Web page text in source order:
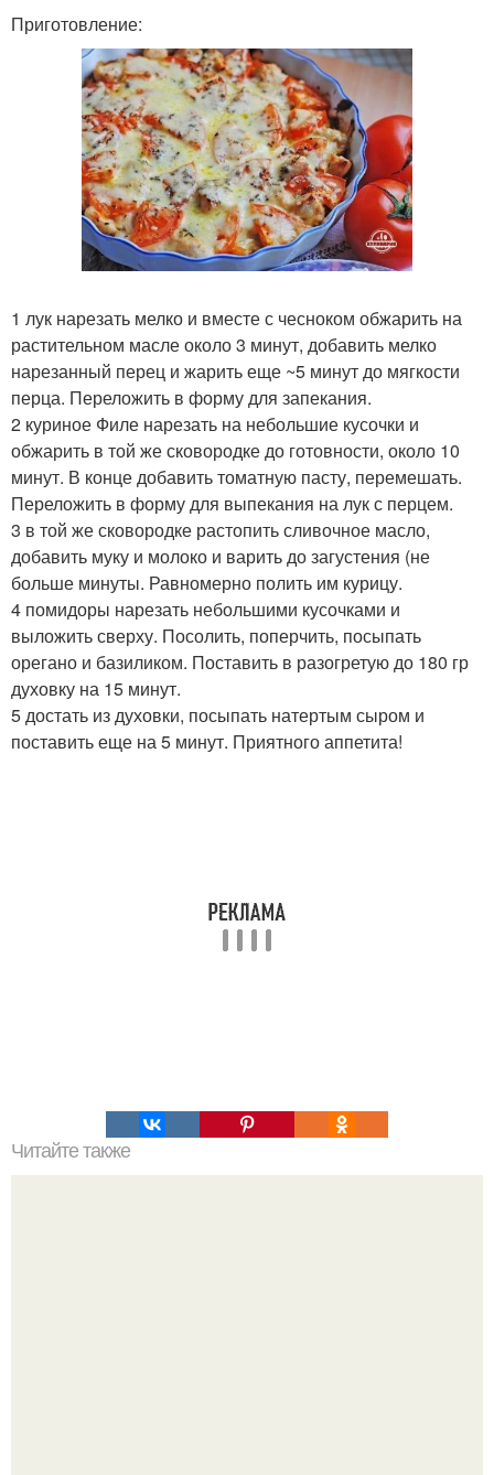
Приготовление:
1 лук нарезать мелко и вместе с чесноком обжарить на
растительном масле около 3 минут, добавить мелко
нарезанный перец и жарить еще ~5 минут до мягкости
перца. Переложить в форму для запекания.
2 куриное Филе нарезать на небольшие кусочки и
обжарить в той же сковородке до готовности, около 10
минут. В конце добавить томатную пасту, перемешать.
Переложить в форму для выпекания на лук с перцем.
3 в той же сковородке растопить сливочное масло,
добавить муку и молоко и варить до загустения (не
больше минуты. Равномерно полить им курицу.
4 помидоры нарезать небольшими кусочками и
выложить сверху. Посолить, поперчить, посыпать
орегано и базиликом. Поставить в разогретую до 180 гр
духовку на 15 минут.
5 достать из духовки, посыпать натертым сыром и
поставить еще на 5 минут. Приятного аппетита!
Читайте также